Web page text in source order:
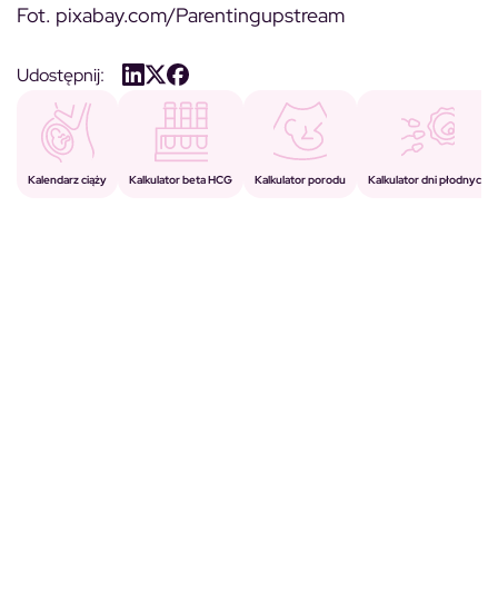
Fot. pixabay.com/Parentingupstream
Udostępnij:
Kalendarz ciąży Kalkulator beta HCG Kalkulator porodu Kalkulator dni płodnych